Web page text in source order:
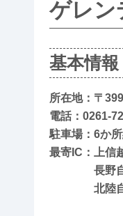
ゲレン
基本情報
所在地：〒
電話：0261-
駐車場：6か
最寄IC：上信
長野自動
北陸自動